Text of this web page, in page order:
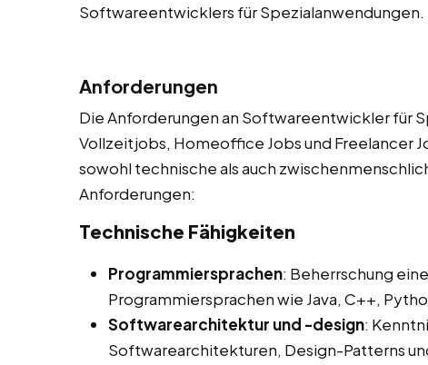
Softwareentwicklers für Spezialanwendungen.
Anforderungen
Die Anforderungen an Softwareentwickler für
Vollzeitjobs, Homeoffice Jobs und Freelancer
sowohl technische als auch
Anforderungen:
Technische Fähigkeiten
Programmiersprachen: Beherrschung
Programmiersprachen wie Java, C++,
Softwarearchitektur und -design:
Softwarearchitekturen, Design-Patterns